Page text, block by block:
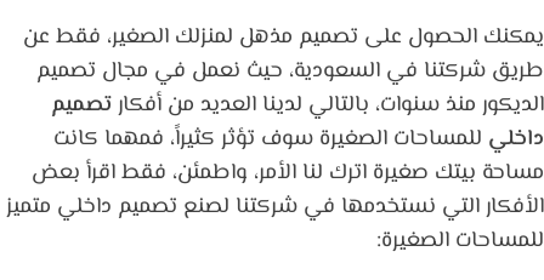
يمكنك الحصول على تصميم مذهل لمنزلك الصغير، فقط عن
طريق شركتنا في السعودية، حيث نعمل في مجال تصميم
الديكور منذ سنوات، بالتالي لدينا العديد من أفكارتصميم
داخلي للمساحات الصغيرة سوف تؤثر كثيراً، فمهما كانت
مساحة بيتك صغيرة اترك لنا الأمر، واطمئن، فقط اقرأ بعض
الأفكار التي نستخدمها في شركتنا لصنع تصميم داخلي متميز
للمساحات الصغيرة: